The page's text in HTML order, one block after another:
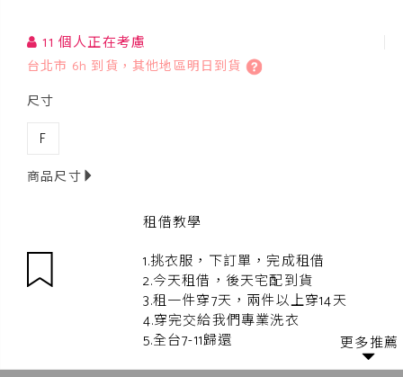
11 個人正在考慮
台北市 6h 到貨，其他地區明日到貨
尺寸
F
商品尺寸
租借教學
1.挑衣服，下訂單，完成租借
2.今天租借，後天宅配到貨
3.租一件穿7天，兩件以上穿14天
4.穿完交給我們專業洗衣
5.全台7-11歸還
更多推薦